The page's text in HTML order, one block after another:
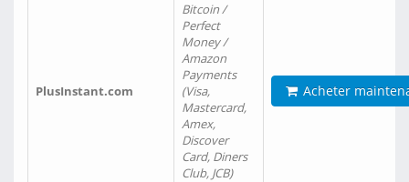
PlusInstant.com
Bitcoin /
Perfect
Money /
Amazon
Payments
(Visa,
Mastercard,
Amex,
Discover
Card, Diners
Club, JCB)
Acheter